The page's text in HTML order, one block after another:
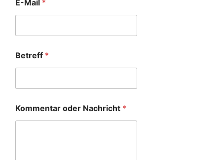
E-Mail *
Betreff *
Kommentar oder Nachricht *